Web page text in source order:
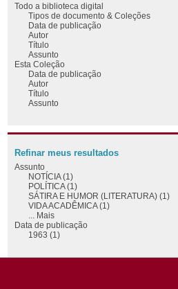
Todo a biblioteca digital
Tipos de documento & Coleções
Data de publicação
Autor
Título
Assunto
Esta Coleção
Data de publicação
Autor
Título
Assunto
Refinar meus resultados
Assunto
NOTÍCIA (1)
POLÍTICA (1)
SÁTIRA E HUMOR (LITERATURA) (1)
VIDA ACADÊMICA (1)
... Mais
Data de publicação
1963 (1)